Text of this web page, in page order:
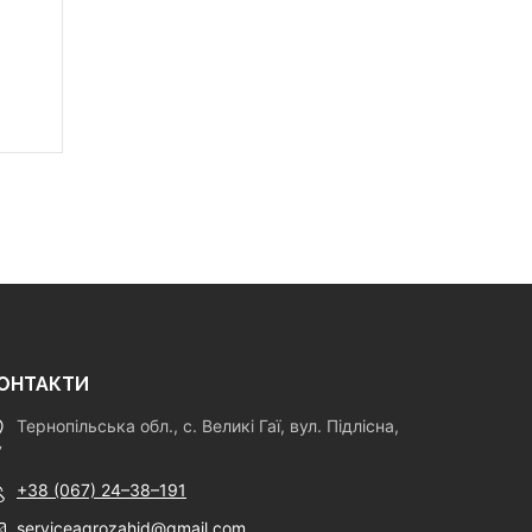
Тернопільська обл., с. Великі Гаї, вул. Підлісна,
+38 (067) 24–38–191
serviceagrozahid@gmail.com